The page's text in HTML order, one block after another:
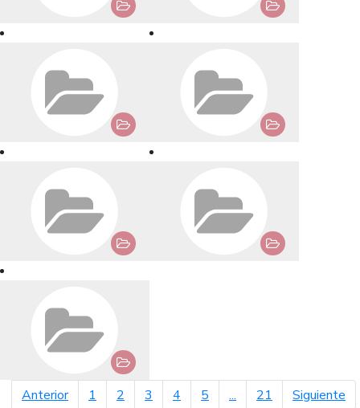
Anteriorpágina anterior
1 2 3 4 5 ... 21 Siguiente